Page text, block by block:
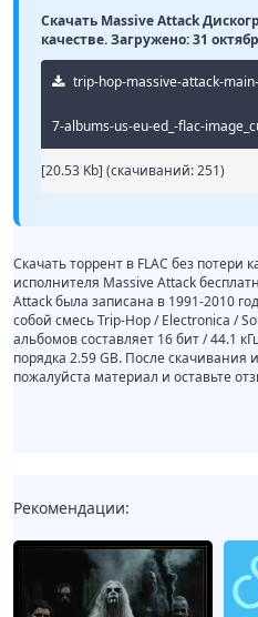
Скачать Massive Attack
качестве. Загружено: 31
trip-hop-massive-attack-
7-albums-us-eu-ed_-flac-
[20.53 Kb] (cкачиваний: 251)
Скачать торрент в FLAC без потери
исполнителя Massive Attack
Attack была записана в 1991-2010
собой смесь Trip-Hop / Electronica /
альбомов составляет 16 бит / 44.1
порядка 2.59 GB. После
пожалуйста материал и оставьте
Рекомендации: